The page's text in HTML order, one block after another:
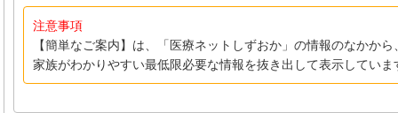
注意事項
【簡単なご案内】は、「医療ネットしずおか」の情報のなかか
家族がわかりやすい最低限必要な情報を抜き出して表示していま